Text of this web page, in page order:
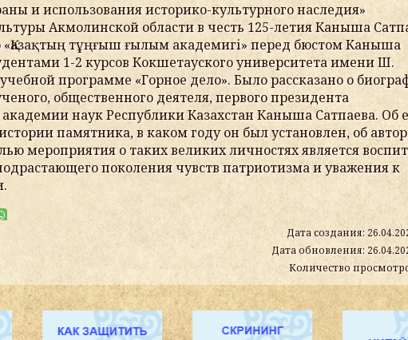
и использования историко-культурного наследия»
Акмолинской области в честь 125-летия Каныша
тұңғыш ғылым академигі» перед бюстом Каныша
1-2 курсов Кокшетауского университета имени Ш.
программе «Горное дело». Было рассказано о
общественного деятеля, первого президента
наук Республики Казахстан Каныша Сатпаева. Об
памятника, в каком году он был установлен, об
мероприятия о таких великих личностях является
поколения чувств патриотизма и уважения к
Дата создания:
Дата обновления:
Количество